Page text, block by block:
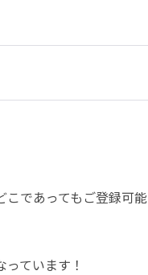
であってもご登録可能
ています！